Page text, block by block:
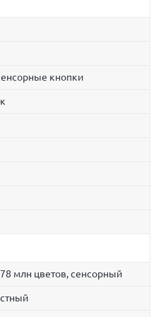
кнопки
млн цветов, сенсорный